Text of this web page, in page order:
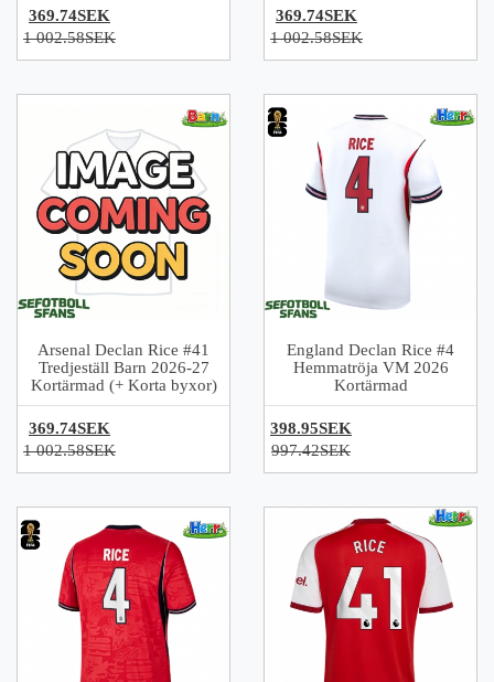
369.74SEK
1 002.58SEK
369.74SEK
1 002.58SEK
Arsenal Declan Rice #41
Tredjeställ Barn 2026-27
Kortärmad (+ Korta byxor)
369.74SEK
1 002.58SEK
England Declan Rice #4
Hemmatröja VM 2026
Kortärmad
398.95SEK
997.42SEK